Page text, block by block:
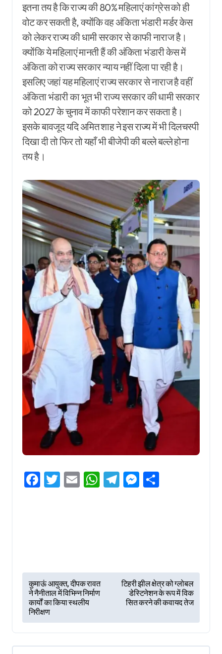
इतना तय है कि राज्य की 80% महिलाएं कांग्रेस को ही
वोट कर सकती है, क्योंकि वह अंकिता भंडारी मर्डर केस
को लेकर राज्य की धामी सरकार से काफी नाराज है।
क्योंकि ये महिलाएं मानती हैं की अंकिता भंडारी केस में
अंकिता को राज्य सरकार न्याय नहीं दिला पा रही है।
इसलिए जहां यह महिलाएं राज्य सरकार से नाराज है वहीं
अंकिता भंडारी का भूत भी राज्य सरकार की धामी सरकार
को 2027 के चुनाव में काफी परेशान कर सकता है।
इसके बावजूद यदि अमित शाह ने इस राज्य में भी दिलचस्पी
दिखा दी तो फिर तो यहाँ भी बीजेपी की बल्ले बल्ले होना
तय है।
Facebook
Twitter
EmailWhatsApp
Telegram
Messenger
P
o
s
t
n
कुमाऊं आयुक्त, दीपक रावत
ने नैनीताल में विभिन्न निर्माण
कार्यों का किया स्थलीय
निरीक्षण
टिहरी झील क्षेत्र को ग्लोबल
डेस्टिनेशन के रूप में विक
सित करने की कवायद तेज